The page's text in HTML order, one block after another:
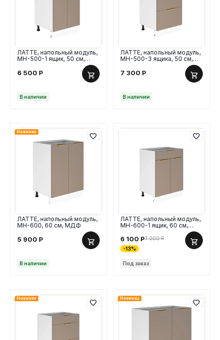
ЛАТТЕ, напольный модуль,
МН-500-1 ящик, 50 см,
6 500 Р
В наличии
ЛАТТЕ, напольный модуль,
МН-500-3 ящика, 50 см,
7 300 Р
В наличии
Новинка
ЛАТТЕ, напольный модуль,
МН-600, 60 см, МДФ
5 900 Р
В наличии
ЛАТТЕ, напольный модуль,
МН-600-1 ящик, 60 см,
6 100 Р7 000 Р
-13%
Под заказ
Новинка Новинка